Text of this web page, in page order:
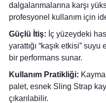
dalgalanmalarına karşı
profesyonel kullanım için
Güçlü İtiş: İç yüzeydeki
yarattığı “kaşık etkisi”
bir performans sunar.
Kullanım Pratikliği:
palet, esnek Sling Strap
çıkarılabilir.